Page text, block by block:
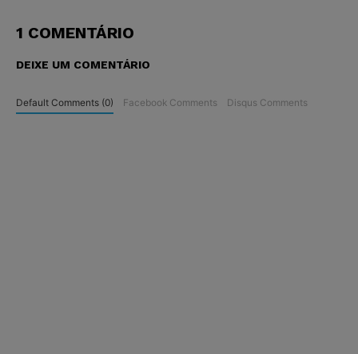
1 COMENTÁRIO
DEIXE UM COMENTÁRIO
Default Comments (0) Facebook Comments Disqus Comments